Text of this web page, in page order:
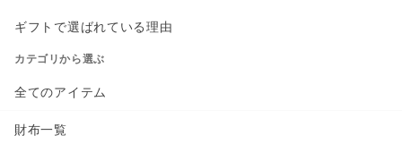
ギフトで選ばれている理由
カテゴリから選ぶ
全てのアイテム
財布一覧